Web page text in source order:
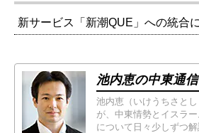
新サービス「新潮QUE」への統合
池内恵の中東通信
池内恵（いけうちさとし
が、中東情勢とイスラ
について日々少しずつ解